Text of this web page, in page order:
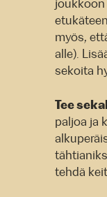
joukkoon
myös,
alle).
sekoita
Tee
paljoa ja
tehdä